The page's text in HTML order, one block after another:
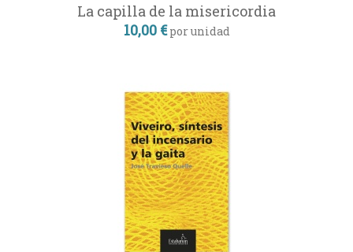
La capilla de la misericordia
10,00 € por unidad